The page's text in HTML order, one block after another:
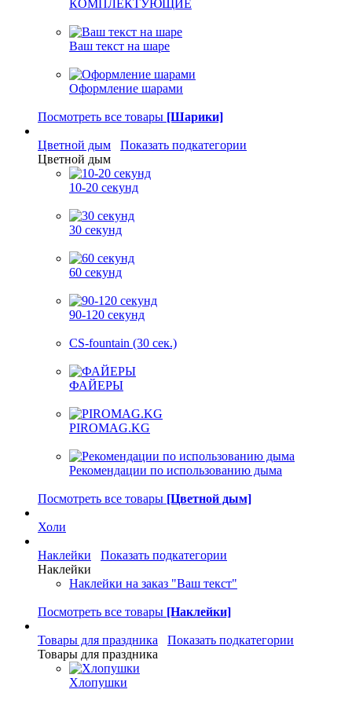
КОМПЛЕКТУЮЩИЕ
Ваш текст на шаре
Оформление шарами
Посмотреть все товары [Шарики]
Цветной дым
Показать подкатегории
Цветной дым
10-20 секунд
30 секунд
60 секунд
90-120 секунд
CS-fountain (30 сек.)
ФАЙЕРЫ
PIROMAG.KG
Рекомендации по использованию дыма
Посмотреть все товары [Цветной дым]
Холи
Наклейки
Показать подкатегории
Наклейки
Наклейки на заказ "Ваш текст"
Посмотреть все товары [Наклейки]
Товары для праздника
Показать подкатегории
Товары для праздника
Хлопушки